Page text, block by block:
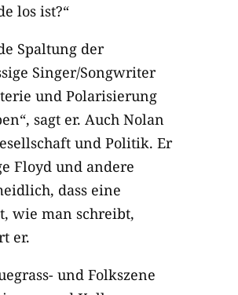
los ist?“
Spaltung der
Singer/Songwriter
und Polarisierung
sagt er. Auch Nolan
und Politik. Er
Floyd und andere
dass eine
wie man schreibt,
er.
und Folkszene